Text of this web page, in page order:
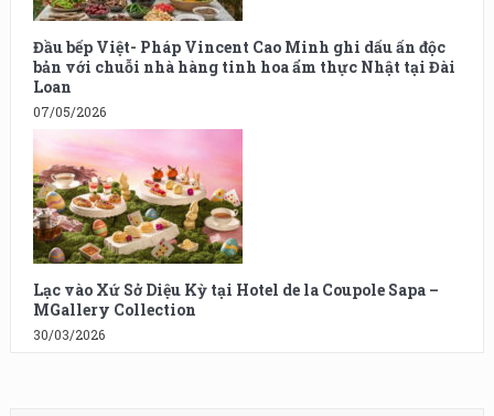
Đầu bếp Việt- Pháp Vincent Cao Minh ghi dấu ấn độc
bản với chuỗi nhà hàng tinh hoa ẩm thực Nhật tại Đài
Loan
07/05/2026
Lạc vào Xứ Sở Diệu Kỳ tại Hotel de la Coupole Sapa –
MGallery Collection
30/03/2026